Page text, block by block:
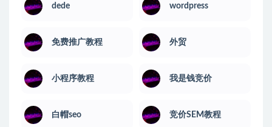
dede wordpress
免费推广教程 外贸
小程序教程 我是钱竞价
白帽seo 竞价SEM教程